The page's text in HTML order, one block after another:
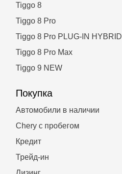
Tiggo 8
Tiggo 8 Pro
Tiggo 8 Pro PLUG-IN HYBRID
Tiggo 8 Pro Max
Tiggo 9 NEW
Покупка
Автомобили в наличии
Chery с пробегом
Кредит
Трейд-ин